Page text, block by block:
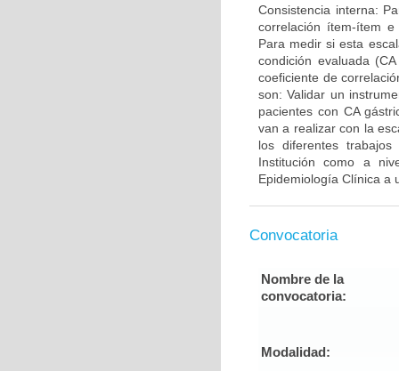
Consistencia interna:
correlación ítem-ítem
Para medir si esta
condición evaluada
coeficiente de
son: Validar un
pacientes con CA
van a realizar con la
los diferentes
Institución como a
Epidemiología Clínica a
Convocatoria
Nombre de la
convocatoria:
Modalidad: